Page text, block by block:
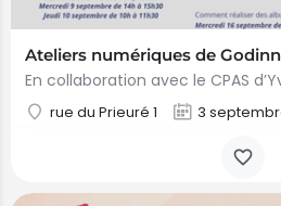
Ateliers numériques de
rue du Prieuré 1 3